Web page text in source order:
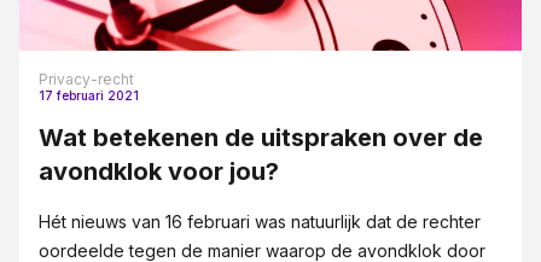
Privacy-recht
17 februari 2021
Wat betekenen de uitspraken over de
avondklok voor jou?
Hét nieuws van 16 februari was natuurlijk dat de rechter
oordeelde tegen de manier waarop de avondklok door